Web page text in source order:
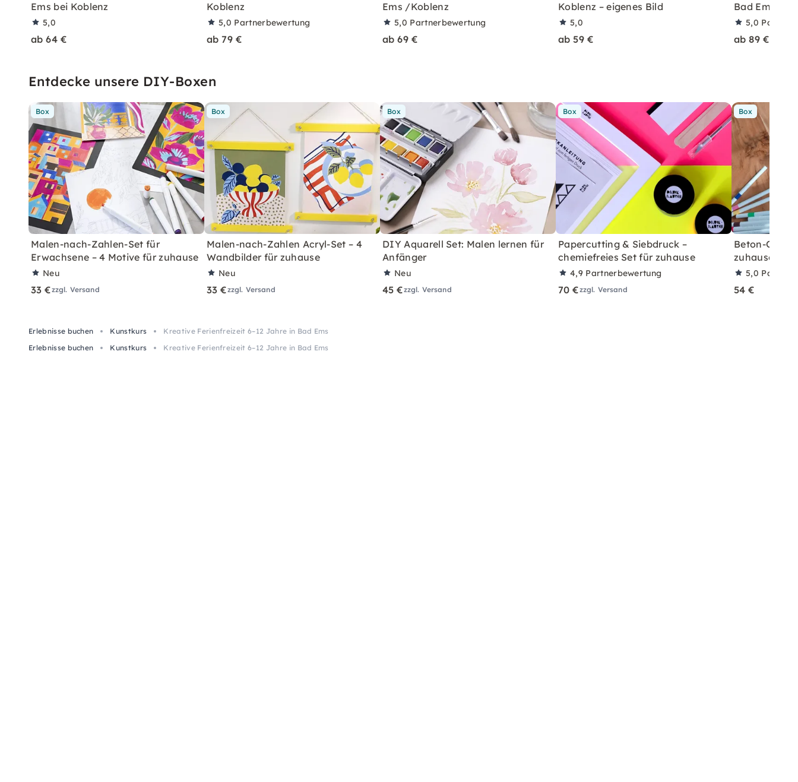
Ems bei Koblenz
5,0
ab 64 €
Koblenz
5,0 Partnerbewertung
ab 79 €
Ems /Koblenz
5,0 Partnerbewertung
ab 69 €
Koblenz – eigenes Bild
5,0
ab 59 €
Bad Ems,
5,0
ab 89 €
Entdecke unsere DIY-Boxen
Box
Malen-nach-Zahlen-Set für
Erwachsene – 4 Motive für zuhause
Neu
33 €zzgl. Versand
Box
Malen-nach-Zahlen Acryl-Set – 4
Wandbilder für zuhause
Neu
33 €zzgl. Versand
Box
DIY Aquarell Set: Malen lernen für
Anfänger
Neu
45 €zzgl. Versand
Box
Papercutting & Siebdruck –
chemiefreies Set für zuhause
4,9 Partnerbewertung
70 €zzgl. Versand
Box
Beton-
zuhause mit
5,0
54 €
Erlebnisse buchen Kunstkurs
Kreative Ferienfreizeit 6–12 Jahre in Bad Ems
Erlebnisse buchen
Kunstkurs Kreative Ferienfreizeit 6–12 Jahre in Bad Ems